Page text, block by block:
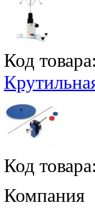
Код товара:
Код товара:
Компания